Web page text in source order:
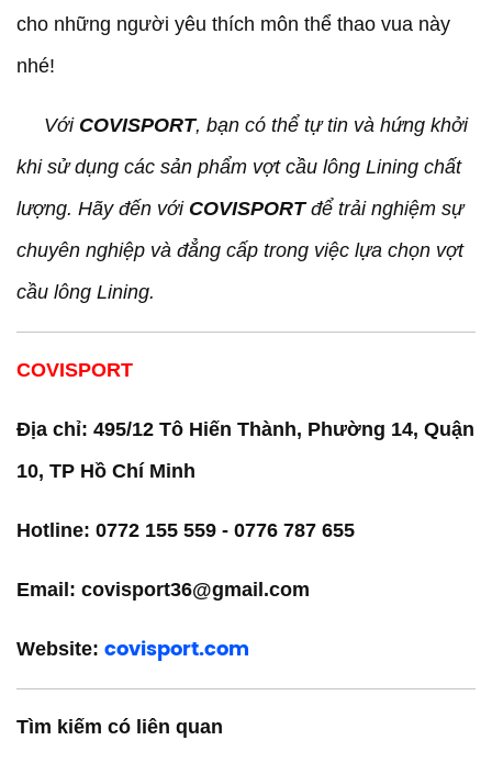
cho những người yêu thích môn thể thao vua này
nhé!
Với COVISPORT, bạn có thể tự tin và hứng khởi
khi sử dụng các sản phẩm vợt cầu lông Lining chất
lượng. Hãy đến với COVISPORTđể trải nghiệm sự
chuyên nghiệp và đẳng cấp trong việc lựa chọn vợt
cầu lông Lining.
COVISPORT
Địa chỉ: 495/12 Tô Hiến Thành, Phường 14, Quận
10, TP Hồ Chí Minh
Hotline: 0772 155 559 - 0776 787 655
Email: covisport36@gmail.com
Website: covisport.com
Tìm kiếm có liên quan